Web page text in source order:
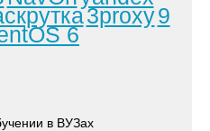
3proxy9
6
в ВУЗах